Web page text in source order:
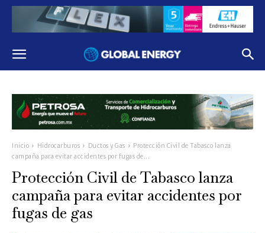
Inicio Hidrocarburos Ductos y Gas
Protección Civil de Tabasco lanza
campaña para evitar accidentes por fugas de...
Protección Civil de Tabasco lanza
campaña para evitar accidentes por
fugas de gas